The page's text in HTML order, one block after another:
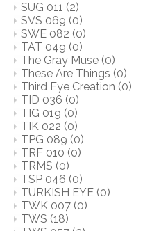
SUG 011 (2)
SVS 069 (0)
SWE 082 (0)
TAT 049 (0)
The Gray Muse (0)
These Are Things (0)
Third Eye Creation (0)
TID 036 (0)
TIG 019 (0)
TIK 022 (0)
TPG 089 (0)
TRF 010 (0)
TRMS (0)
TSP 046 (0)
TURKISH EYE (0)
TWK 007 (0)
TWS (18)